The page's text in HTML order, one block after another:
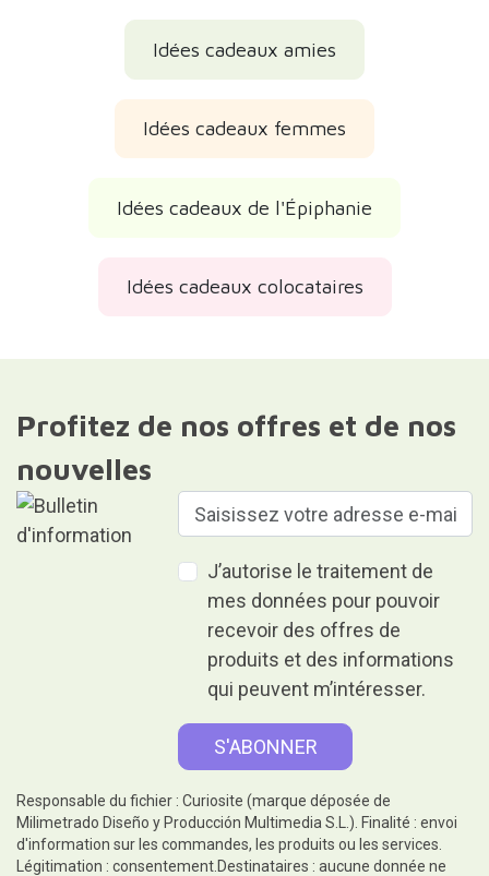
Idées cadeaux amies
Idées cadeaux femmes
Idées cadeaux de l'Épiphanie
Idées cadeaux colocataires
Profitez de nos offres et de nos
nouvelles
J’autorise le traitement de
mes données pour pouvoir
recevoir des offres de
produits et des informations
qui peuvent m’intéresser.
Responsable du fichier : Curiosite (marque déposée de
Milimetrado Diseño y Producción Multimedia S.L.). Finalité : envoi
d'information sur les commandes, les produits ou les services.
Légitimation : consentement.Destinataires : aucune donnée ne